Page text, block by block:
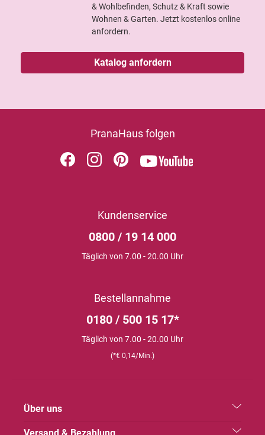
& Wohlbefinden, Schutz & Kraft sowie
Wohnen & Garten. Jetzt kostenlos online
anfordern.
Katalog anfordern
PranaHaus folgen
Kundenservice
0800 / 19 14 000
Täglich von 7.00 - 20.00 Uhr
Bestellannahme
0180 / 500 15 17*
Täglich von 7.00 - 20.00 Uhr
(*€ 0,14/Min.)
Über uns